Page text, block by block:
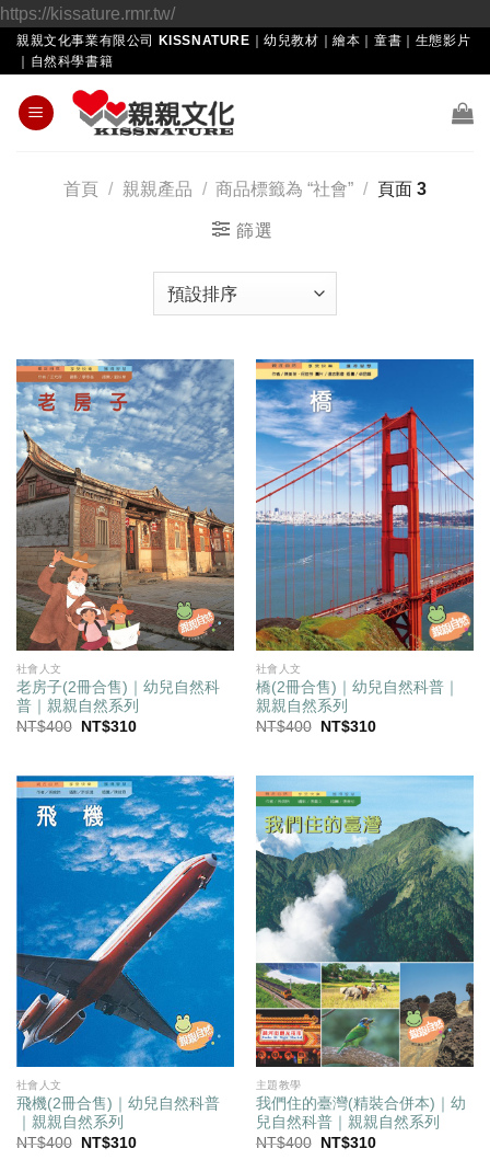
https://kissature.rmr.tw/Skip
to
親親文化事業有限公司 KISSNATURE｜幼兒教材｜繪本｜童書｜生態影片
｜自然科學書籍
首頁 / 親親產品 / 商品標籤為 “社會” / 頁面 3
篩選
社會人文
老房子(2冊合售)｜幼兒自然科
普｜親親自然系列
NT$400
原
NT$400。
NT$310目
NT$310。
社會人文
橋(2冊合售)｜幼兒自然科普｜
親親自然系列
NT$400
原
NT$310目
NT$310。
社會人文
飛機(2冊合售)｜幼兒自然科普
｜親親自然系列
NT$400
原
NT$310目
主題教學
我們住的臺灣(精裝合併本)｜幼
兒自然科普｜親親自然系列
NT$400
原
NT$310目